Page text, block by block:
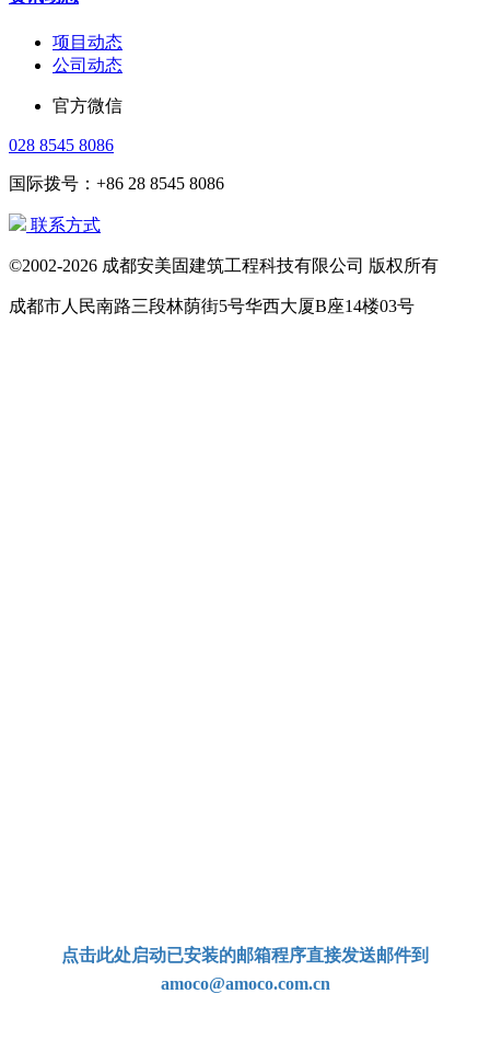
项目动态
公司动态
官方微信
028 8545 8086
国际拨号：+86 28 8545 8086
联系方式
©2002-2026 成都安美固建筑工程科技有限公司 版权所有
成都市人民南路三段林荫街5号华西大厦B座14楼03号
点击此处启动已安装的邮箱程序直接发送邮件到
amoco@amoco.com.cn